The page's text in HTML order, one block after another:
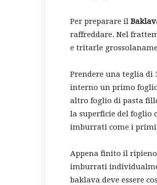
Per preparare il
raffreddare. Nel
e tritarle
Prendere una teglia di
interno un primo
altro foglio di pasta
la superficie del foglio
imburrati come i primi
Appena finito il
imburrati
baklava deve essere